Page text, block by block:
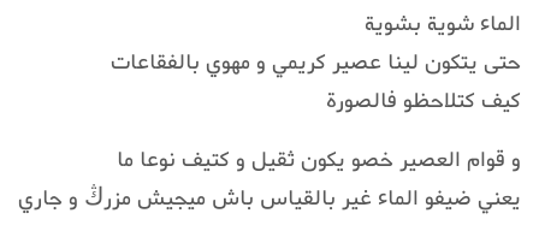
الماء شوية بشوية
حتى يتكون لينا عصير كريمي و مهوي بالفقاعات
كيف كتلاحظو فالصورة
و قوام العصير خصو يكون ثقيل و كتيف نوعا ما
يعني ضيفو الماء غير بالقياس باش ميجيش مزرڭ و جاري